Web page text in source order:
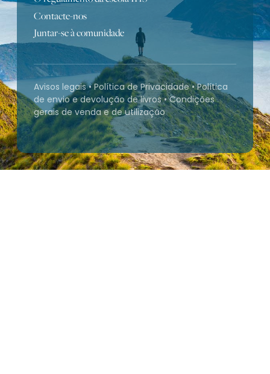
Contacte-nos
Juntar-se à comunidade
Avisos legais•Política de Privacidade•Política
de envio e devolução de livros•Condições
gerais de venda e de utilização